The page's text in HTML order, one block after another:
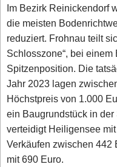
Im Bezirk Reinickendorf
die meisten
reduziert. Frohnau teilt
Schlosszone“, bei
Spitzenposition. Die
Jahr 2023 lagen
Höchstpreis von 1.000
ein Baugrundstück in
verteidigt Heiligensee
Verkäufen zwischen 442
mit 690 Euro.